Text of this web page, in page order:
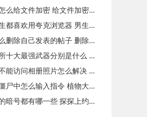
百度网盘怎么给文件加密 给文件加密方法介绍
为什么男生都喜欢用夸克浏览器 男生都喜欢用夸克浏览器原因揭晓
懂球帝怎么删除自己发表的帖子 删除自己发表的帖子教程分享
辐射避难所十大最强武器分别是什么 十大最强武器介绍
百度网盘不能访问相册照片怎么解决 不能访问相册照片解决方法
植物大战僵尸中怎么输入指令 植物大战僵尸输入指令大全
探探上约的暗号都有哪一些 探探上约的暗号大全